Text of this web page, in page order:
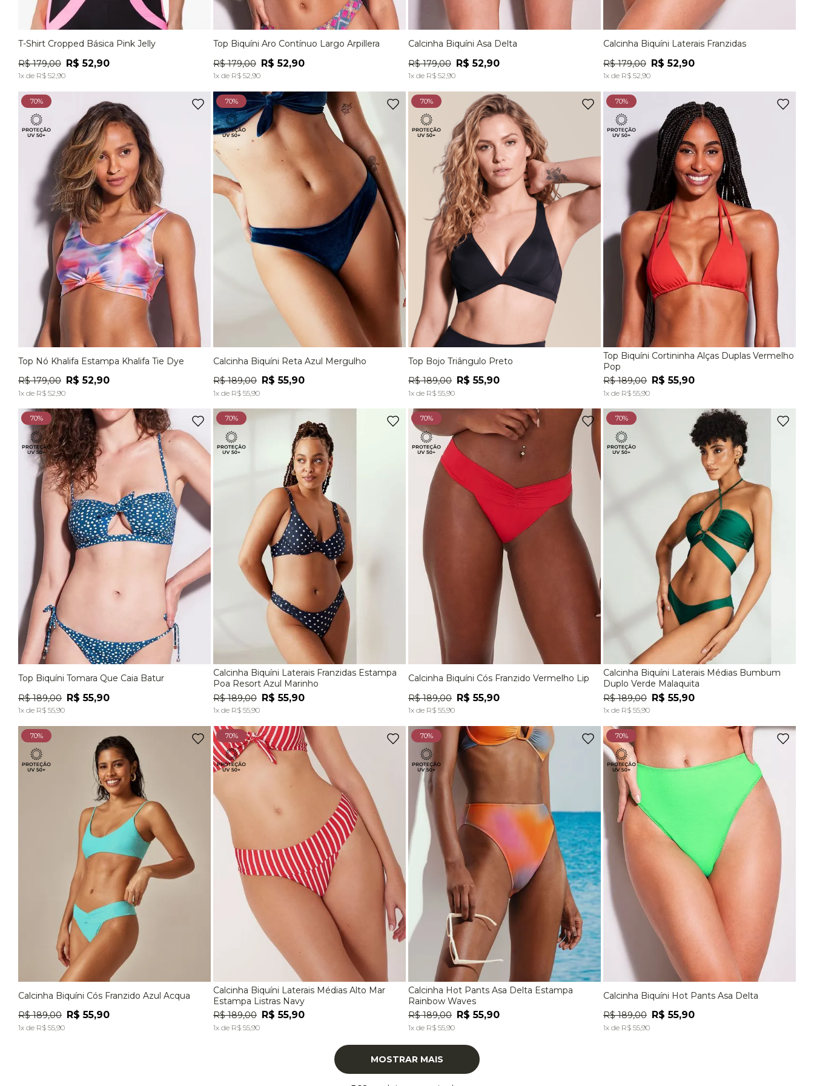
M
P G
ADICIONAR À SACOLA
T-Shirt Cropped Básica Pink Jelly
R$ 179,00 R$ 52,90
1x de R$ 52,90
G
M
P
ADICIONAR À SACOLA
Top Biquíni Aro Contínuo Largo Arpillera
R$ 179,00 R$ 52,90
1x de R$ 52,90
P M
ADICIONAR À SACOLA
Calcinha Biquíni Asa Delta
R$ 179,00 R$ 52,90
1x de R$ 52,90
G
P M
ADICIONAR À SACOLA
Calcinha Biquíni Laterais Franzidas
R$ 179,00 R$ 52,90
1x de R$ 52,90
70%
G
M
P
ADICIONAR À SACOLA
Top Nó Khalifa Estampa Khalifa Tie Dye
R$ 179,00 R$ 52,90
1x de R$ 52 ,90
70%
P M G
ADICIONAR À SACOLA
Calcinha Biquíni Reta Azul Mergulho
R$ 189,00 R$ 55,90
1x de R$ 55,90
70%
P M
ADICIONAR À SACOLA
Top Bojo Triângulo Preto
R$ 189,00 R$ 55,90
1x de R$ 55,90
70%
ADICIONAR À SACOLA
Top Biquíni Cortininha Alças Duplas Vermelho
Pop
R$ 189,00 R$ 55,90
1x de R$ 55,90
70%
M
P
ADICIONAR À SACOLA
Top Biquíni Tomara Que Caia Batur
R$ 189,00 R$ 55,90
1x de R$ 55,90
70%
P M
ADICIONAR À SACOLA
Calcinha Biquíni Laterais Franzidas Estampa
Poa Resort Azul Marinho
R$ 189,00 R$ 55,90
1x de R$ 55,90
70%
G
M
P EG
ADICIONAR À SACOLA
Calcinha Biquíni Cós Franzido Vermelho Lip
R$ 189,00 R$ 55,90
1x de R$ 55,90
70%
M
P
ADICIONAR À SACOLA
Calcinha Biquíni Laterais Médias Bumbum
Duplo Verde Malaquita
R$ 189,00 R$ 55,90
1x de R$ 55,90
70%
P M G
ADICIONAR À SACOLA
Calcinha Biquíni Cós Franzido Azul Acqua
R$ 189,00 R$ 55,90
1x de R$ 55,90
70%
P M
ADICIONAR À SACOLA
Calcinha Biquíni Laterais Médias Alto Mar
Estampa Listras Navy
R$ 189,00 R$ 55,90
1x de R$ 55,90
70%
P
ADICIONAR À SACOLA
Calcinha Hot Pants Asa Delta Estampa
Rainbow Waves
R$ 189,00 R$ 55,90
1x de R$ 55,90
70%
P M G
ADICIONAR À SACOLA
Calcinha Biquíni Hot Pants Asa Delta
R$ 189,00 R$ 55,90
1x de R$ 55,90
MOSTRAR MAIS